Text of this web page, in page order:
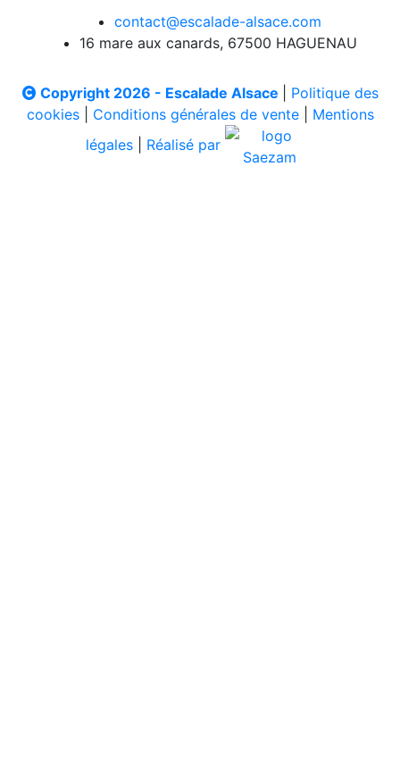
contact@escalade-alsace.com
16 mare aux canards, 67500 HAGUENAU
Copyright 2026 - Escalade Alsace
Politique des
cookies| Conditions générales de vente| Mentions
légales
Réalisé par